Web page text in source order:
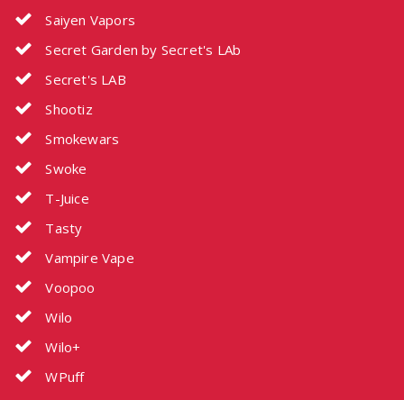
Saiyen Vapors
Secret Garden by Secret's LAb
Secret's LAB
Shootiz
Smokewars
Swoke
T-Juice
Tasty
Vampire Vape
Voopoo
Wilo
Wilo+
WPuff